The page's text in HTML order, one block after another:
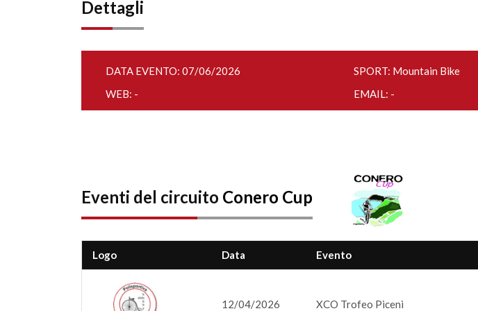
Dettagli
DATA EVENTO: 07/06/2026 SPORT: Mountain Bike
WEB: -
EMAIL: -
Eventi del circuito Conero Cup
Logo Data Evento
12/04/2026 XCO Trofeo Piceni